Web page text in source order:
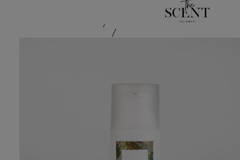
by